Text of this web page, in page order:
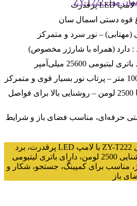
قوه دستی اسمال سان
(مهتابی) – نور سرد و متمرکز
: دارد (همراه با شارژر مخصوص)
لیتیومی 25600 میلی‌آمپر
تا 2500 لومن – روشنایی بالا برای فواصل
حرفه‌ای، مناسب فضای باز و شرایط
چراغ قوه اسمال سان مدل ZY-T222 با لامپ LED پرقدرت، برد
نور بیش از 1000 متر و روشنایی 2500 لومن، دارای باتری لیتیومی
شارژ، مناسب برای کمپینگ، جستجو، شکار و
باز